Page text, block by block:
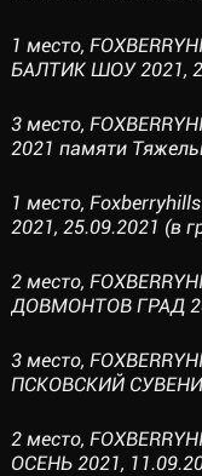
1 место,
БАЛТИК ШОУ 2021,
3 место,
2021 памяти
1 место,
2021, 25.09.2021 (в
2 место,
ДОВМОНТОВ ГРАД
3 место,
ПСКОВСКИЙ
2 место,
ОСЕНЬ 2021,